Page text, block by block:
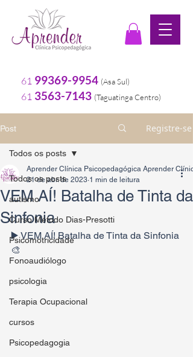
61 99369-9954 (Asa Sul)
61 3563-7143 (Taguatinga Centro)
Post Registre-se
Todos os posts
autismo
Curso Método Dias-Presotti
Psicomotricidade
Fonoaudiólogo
psicologia
Terapia Ocupacional
cursos
Psicopedagogia
Todos os posts
VEM AÍ! Batalha de Tinta da
Sinfonia
Aprender Clínica Psicopedagógica Aprender
21 de abr. de 2023 1 min de leitura
▶️ VEM AÍ! Batalha de Tinta da Sinfonia
🎨